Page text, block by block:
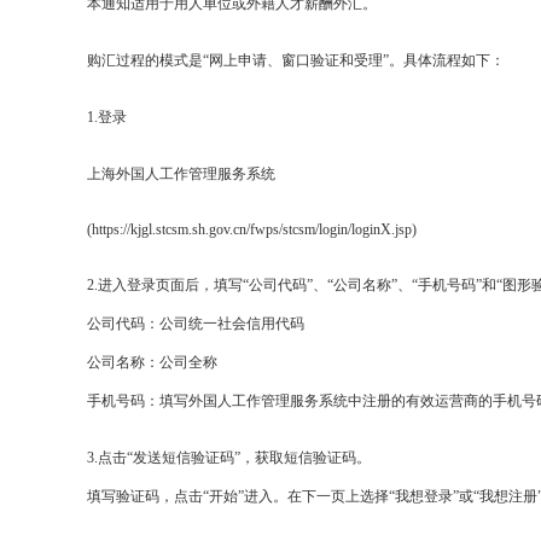
本通知适用于用人单位或外籍人才薪酬外汇。
购汇过程的模式是“网上申请、窗口验证和受理”。具体流程如下：
1.登录
上海外国人工作管理服务系统
(https://kjgl.stcsm.sh.gov.cn/fwps/stcsm/login/loginX.jsp)
2.进入登录页面后，填写“公司代码”、“公司名称”、“手机号码”和“图形
公司代码：公司统一社会信用代码
公司名称：公司全称
手机号码：填写外国人工作管理服务系统中注册的有效运营商的手机号
3.点击“发送短信验证码”，获取短信验证码。
填写验证码，点击“开始”进入。在下一页上选择“我想登录”或“我想注册”